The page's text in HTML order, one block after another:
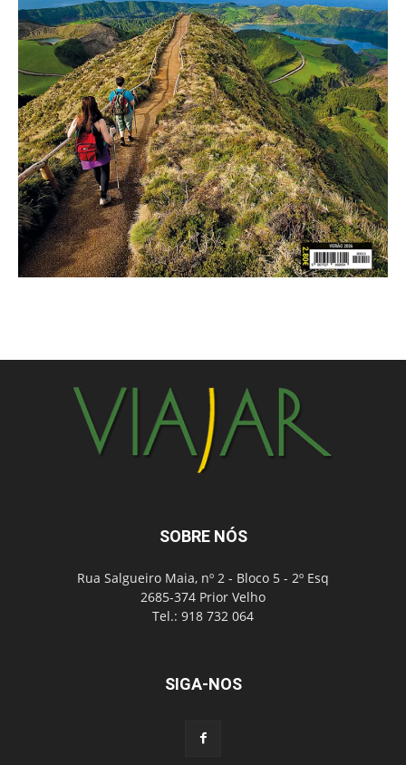
SOBRE NÓS
Rua Salgueiro Maia, nº 2 - Bloco 5 - 2º Esq
2685-374 Prior Velho
Tel.: 918 732 064
SIGA-NOS